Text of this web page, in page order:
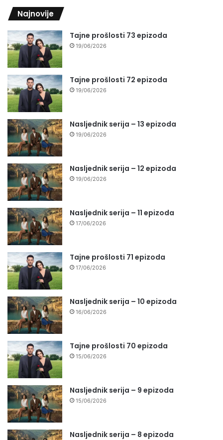
Najnovije
Tajne prošlosti 73 epizoda
19/06/2026
Tajne prošlosti 72 epizoda
19/06/2026
Nasljednik serija – 13 epizoda
19/06/2026
Nasljednik serija – 12 epizoda
19/06/2026
Nasljednik serija – 11 epizoda
17/06/2026
Tajne prošlosti 71 epizoda
17/06/2026
Nasljednik serija – 10 epizoda
16/06/2026
Tajne prošlosti 70 epizoda
15/06/2026
Nasljednik serija – 9 epizoda
15/06/2026
Nasljednik serija – 8 epizoda